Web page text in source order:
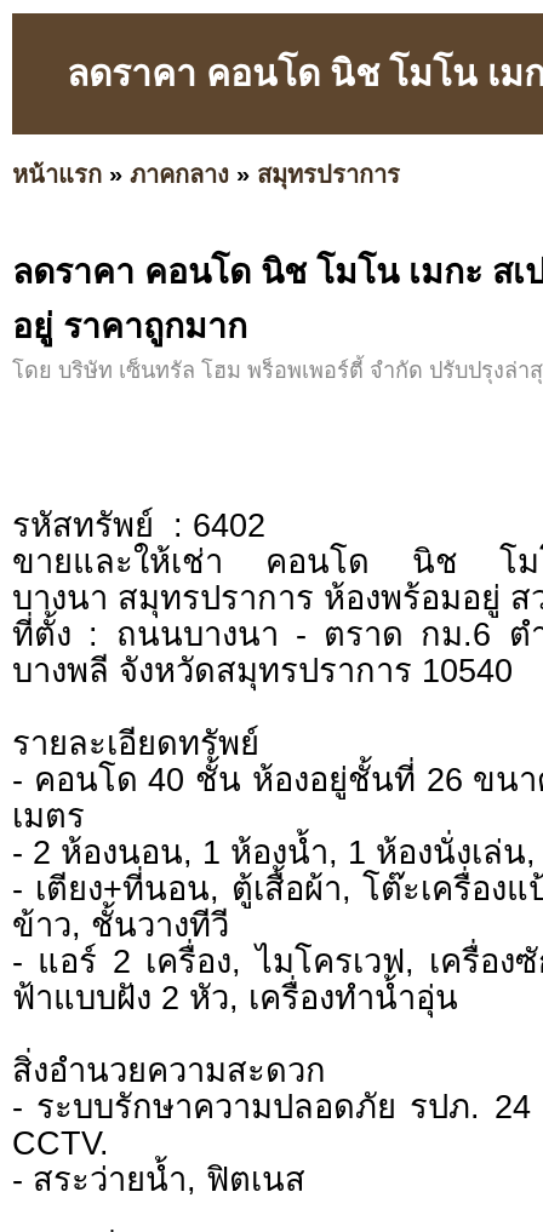
ลดราคา คอนโด นิช โมโน เม
หน้าแรก » ภาคกลาง » สมุทรปราการ
ลดราคา คอนโด นิช โมโน เมกะ ส
อยู่ ราคาถูกมาก
โดย บริษัท เซ็นทรัล โฮม พร็อพเพอร์ตี้ จำกัด ปรับปรุงล่า
รหัสทรัพย์ : 6402
ขายและให้เช่า คอนโด นิช โ
บางนา สมุทรปราการ ห้องพร้อมอยู่
ที่ตั้ง : ถนนบางนา - ตราด กม.6 ตำ
บางพลี จังหวัดสมุทรปราการ 10540
รายละเอียดทรัพย์
- คอนโด 40 ชั้น ห้องอยู่ชั้นที่ 26 ขนา
เมตร
- 2 ห้องนอน, 1 ห้องน้ำ, 1 ห้องนั่งเล่น
- เตียง+ที่นอน, ตู้เสื้อผ้า, โต๊ะเครื่อง
ข้าว, ชั้นวางทีวี
- แอร์ 2 เครื่อง, ไมโครเวฟ, เครื่อง
ฟ้าแบบฝัง 2 หัว, เครื่องทำน้ำอุ่น
สิ่งอำนวยความสะดวก
- ระบบรักษาความปลอดภัย รปภ.
CCTV.
- สระว่ายน้ำ, ฟิตเนส